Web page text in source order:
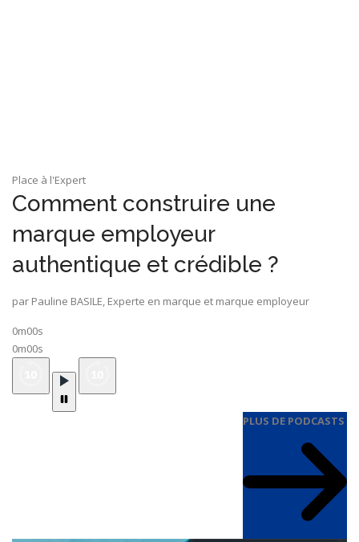
Place à l'Expert
Comment construire une
marque employeur
authentique et crédible ?
par Pauline BASILE, Experte en marque et marque employeur
0m00s
0m00s
PLUS DE PODCASTS